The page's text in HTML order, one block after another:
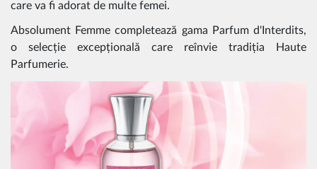
care va fi adorat de multe femei.
Absolument Femme completează gama Parfum d'Interdits,
o selecție excepțională care reînvie tradiția Haute
Parfumerie.